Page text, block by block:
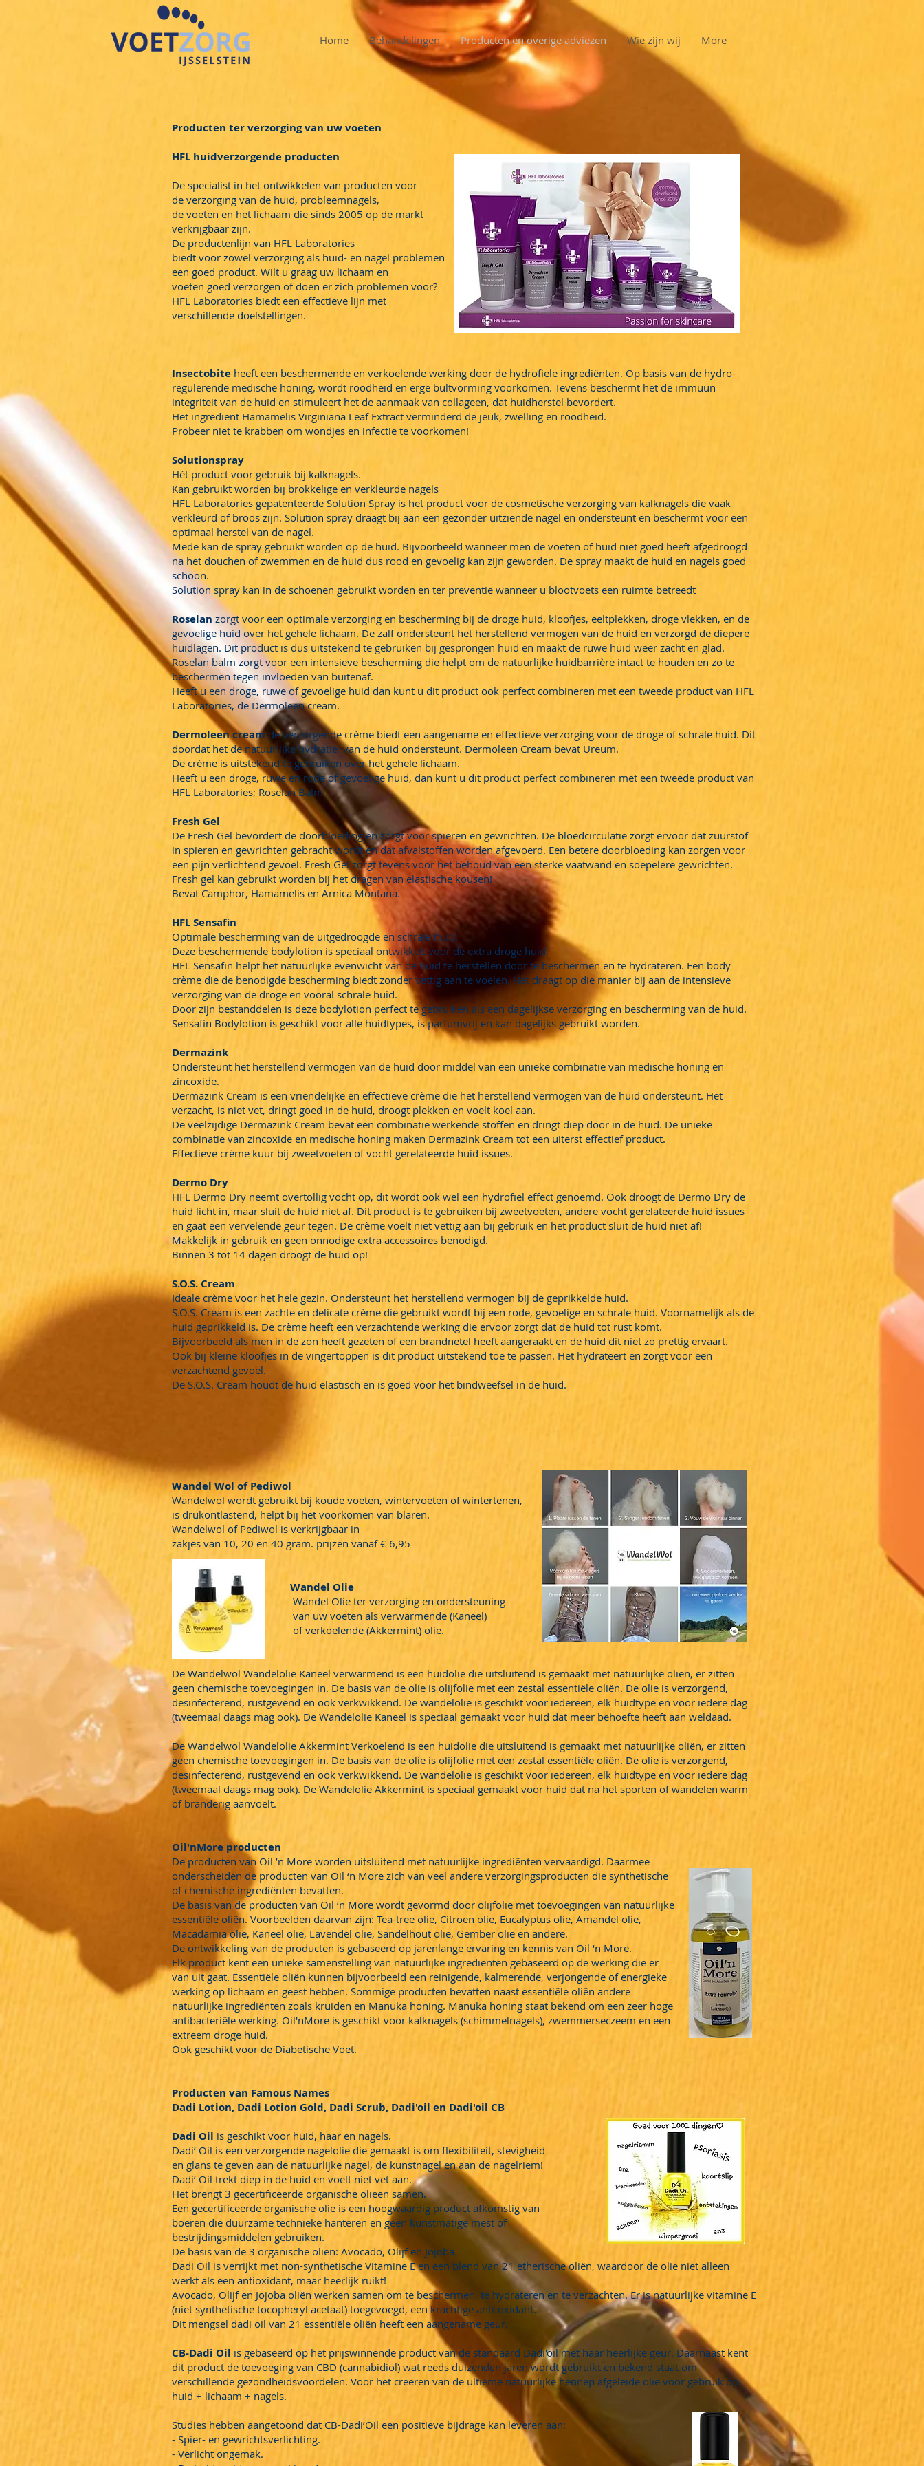
Home Behandelingen Producten en overige adviezen Wie zijn wij More
Producten ter verzorging van uw voeten
HFL huidverzorgende producten
De specialist in het ontwikkelen van producten voor
de verzorging van de huid, probleemnagels,
de voeten en het lichaam die sinds 2005 op de markt
verkrijgbaar zijn.
De productenlijn van HFL Laboratories
biedt voor zowel verzorging als huid- en nagel problemen
een goed product. Wilt u graag uw lichaam en
voeten goed verzorgen of doen er zich problemen voor?
HFL Laboratories biedt een effectieve lijn met
verschillende doelstellingen.
Insectobite heeft een beschermende en verkoelende werking door de hydrofiele ingrediënten. Op basis van de hydro-
regulerende medische honing, wordt roodheid en erge bultvorming voorkomen. Tevens beschermt het de immuun
integriteit van de huid en stimuleert het de aanmaak van collageen, dat huidherstel bevordert.
Het ingrediënt Hamamelis Virginiana Leaf Extract verminderd de jeuk, zwelling en roodheid.
Probeer niet te krabben om wondjes en infectie te voorkomen!
Solutionspray
Hét product voor gebruik bij kalknagels.
Kan gebruikt worden bij brokkelige en verkleurde nagels
HFL Laboratories gepatenteerde Solution Spray is het product voor de cosmetische verzorging van kalknagels die vaak
verkleurd of broos zijn. Solution spray draagt bij aan een gezonder uitziende nagel en ondersteunt en beschermt voor een
optimaal herstel van de nagel.
Mede kan de spray gebruikt worden op de huid. Bijvoorbeeld wanneer men de voeten of huid niet goed heeft afgedroogd
na het douchen of zwemmen en de huid dus rood en gevoelig kan zijn geworden. De spray maakt de huid en nagels goed
schoon.
Solution spray kan in de schoenen gebruikt worden en ter preventie wanneer u blootvoets een ruimte betreedt
Roselan zorgt voor een optimale verzorging en bescherming bij de droge huid, kloofjes, eeltplekken, droge vlekken, en de
gevoelige huid over het gehele lichaam. De zalf ondersteunt het herstellend vermogen van de huid en verzorgd de diepere
huidlagen. Dit product is dus uitstekend te gebruiken bij gesprongen huid en maakt de ruwe huid weer zacht en glad.
Roselan balm zorgt voor een intensieve bescherming die helpt om de natuurlijke huidbarrière intact te houden en zo te
beschermen tegen invloeden van buitenaf.
Heeft u een droge, ruwe of gevoelige huid dan kunt u dit product ook perfect combineren met een tweede product van HFL
Laboratories, de Dermoleen cream.
Dermoleen creamde verzorgende crème biedt een aangename en effectieve verzorging voor de droge of schrale huid. Dit
doordat het de natuurlijke hydratie van de huid ondersteunt. Dermoleen Cream bevat Ureum.
De crème is uitstekend te gebruiken over het gehele lichaam.
Heeft u een droge, ruwe en rode of gevoelige huid, dan kunt u dit product perfect combineren met een tweede product van
HFL Laboratories; Roselan Balm.
Fresh Gel
De Fresh Gel bevordert de doorbloeding en zorgt voor spieren en gewrichten. De bloedcirculatie zorgt ervoor dat zuurstof
in spieren en gewrichten gebracht wordt en dat afvalstoffen worden afgevoerd. Een betere doorbloeding kan zorgen voor
een pijn verlichtend gevoel. Fresh Gel zorgt tevens voor het behoud van een sterke vaatwand en soepelere gewrichten.
Fresh gel kan gebruikt worden bij het dragen van elastische kousen!
Bevat Camphor, Hamamelis en Arnica Montana.
HFL Sensafin
Optimale bescherming van de uitgedroogde en schrale huid.
Deze beschermende bodylotion is speciaal ontwikkelt voor de extra droge huid.
HFL Sensafin helpt het natuurlijke evenwicht van de huid te herstellen door te beschermen en te hydrateren. Een body
crème die de benodigde bescherming biedt zonder vettig aan te voelen. Het draagt op die manier bij aan de intensieve
verzorging van de droge en vooral schrale huid.
Door zijn bestanddelen is deze bodylotion perfect te gebruiken als een dagelijkse verzorging en bescherming van de huid.
Sensafin Bodylotion is geschikt voor alle huidtypes, is parfumvrij en kan dagelijks gebruikt worden.
Dermazink
Ondersteunt het herstellend vermogen van de huid door middel van een unieke combinatie van medische honing en
zincoxide.
Dermazink Cream is een vriendelijke en effectieve crème die het herstellend vermogen van de huid ondersteunt. Het
verzacht, is niet vet, dringt goed in de huid, droogt plekken en voelt koel aan.
De veelzijdige Dermazink Cream bevat een combinatie werkende stoffen en dringt diep door in de huid. De unieke
combinatie van zincoxide en medische honing maken Dermazink Cream tot een uiterst effectief product.
Effectieve crème kuur bij zweetvoeten of vocht gerelateerde huid issues.
Dermo Dry
HFL Dermo Dry neemt overtollig vocht op, dit wordt ook wel een hydrofiel effect genoemd. Ook droogt de Dermo Dry de
huid licht in, maar sluit de huid niet af. Dit product is te gebruiken bij zweetvoeten, andere vocht gerelateerde huid issues
en gaat een vervelende geur tegen. De crème voelt niet vettig aan bij gebruik en het product sluit de huid niet af!
Makkelijk in gebruik en geen onnodige extra accessoires benodigd.
Binnen 3 tot 14 dagen droogt de huid op!
S.O.S. Cream
Ideale crème voor het hele gezin. Ondersteunt het herstellend vermogen bij de geprikkelde huid.
S.O.S. Cream is een zachte en delicate crème die gebruikt wordt bij een rode, gevoelige en schrale huid. Voornamelijk als de
huid geprikkeld is. De crème heeft een verzachtende werking die ervoor zorgt dat de huid tot rust komt.
Bijvoorbeeld als men in de zon heeft gezeten of een brandnetel heeft aangeraakt en de huid dit niet zo prettig ervaart.
Ook bij kleine kloofjes in de vingertoppen is dit product uitstekend toe te passen. Het hydrateert en zorgt voor een
verzachtend gevoel.
De S.O.S. Cream houdt de huid elastisch en is goed voor het bindweefsel in de huid.
Wandel Wol of Pediwol
Wandelwol wordt gebruikt bij koude voeten, wintervoeten of wintertenen,
is drukontlastend, helpt bij het voorkomen van blaren.
Wandelwol of Pediwol is verkrijgbaar in
zakjes van 10, 20 en 40 gram. prijzen vanaf € 6,95
Wandel Olie
Wandel Olie ter verzorging en ondersteuning
van uw voeten als verwarmende (Kaneel)
of verkoelende (Akkermint) olie.
De Wandelwol Wandelolie Kaneel verwarmend is een huidolie die uitsluitend is gemaakt met natuurlijke oliën, er zitten
geen chemische toevoegingen in. De basis van de olie is olijfolie met een zestal essentiële oliën. De olie is verzorgend,
desinfecterend, rustgevend en ook verkwikkend. De wandelolie is geschikt voor iedereen, elk huidtype en voor iedere dag
(tweemaal daags mag ook). De Wandelolie Kaneel is speciaal gemaakt voor huid dat meer behoefte heeft aan weldaad.
De Wandelwol Wandelolie Akkermint Verkoelend is een huidolie die uitsluitend is gemaakt met natuurlijke oliën, er zitten
geen chemische toevoegingen in. De basis van de olie is olijfolie met een zestal essentiële oliën. De olie is verzorgend,
desinfecterend, rustgevend en ook verkwikkend. De wandelolie is geschikt voor iedereen, elk huidtype en voor iedere dag
(tweemaal daags mag ook). De Wandelolie Akkermint is speciaal gemaakt voor huid dat na het sporten of wandelen warm
of branderig aanvoelt.
Oil'nMore producten
De producten van Oil ’n More worden uitsluitend met natuurlijke ingrediënten vervaardigd. Daarmee
onderscheiden de producten van Oil ‘n More zich van veel andere verzorgingsproducten die synthetische
of chemische ingrediënten bevatten.
De basis van de producten van Oil ‘n More wordt gevormd door olijfolie met toevoegingen van natuurlijke
essentiële oliën. Voorbeelden daarvan zijn: Tea-tree olie, Citroen olie, Eucalyptus olie, Amandel olie,
Macadamia olie, Kaneel olie, Lavendel olie, Sandelhout olie, Gember olie en andere.
De ontwikkeling van de producten is gebaseerd op jarenlange ervaring en kennis van Oil ‘n More.
Elk product kent een unieke samenstelling van natuurlijke ingrediënten gebaseerd op de werking die er
van uit gaat. Essentiële oliën kunnen bijvoorbeeld een reinigende, kalmerende, verjongende of energieke
werking op lichaam en geest hebben. Sommige producten bevatten naast essentiële oliën andere
natuurlijke ingrediënten zoals kruiden en Manuka honing. Manuka honing staat bekend om een zeer hoge
antibacteriële werking. Oil'nMore is geschikt voor kalknagels (schimmelnagels), zwemmerseczeem en een
extreem droge huid.
Ook geschikt voor de Diabetische Voet.
Producten van Famous Names
Dadi Lotion, Dadi Lotion Gold, Dadi Scrub, Dadi'oil en Dadi'oil CB
Dadi Oil is geschikt voor huid, haar en nagels.
Dadi’ Oil is een verzorgende nagelolie die gemaakt is om flexibiliteit, stevigheid
en glans te geven aan de natuurlijke nagel, de kunstnagel en aan de nagelriem!
Dadi’ Oil trekt diep in de huid en voelt niet vet aan.
Het brengt 3 gecertificeerde organische olieën samen.
Een gecertificeerde organische olie is een hoogwaardig product afkomstig van
boeren die duurzame technieke hanteren en geen kunstmatige mest of
bestrijdingsmiddelen gebruiken.
De basis van de 3 organische oliën: Avocado, Olijf en Jojoba.
Dadi Oil is verrijkt met non-synthetische Vitamine E en een blend van 21 etherische oliën, waardoor de olie niet alleen
werkt als een antioxidant, maar heerlijk ruikt!
Avocado, Olijf en Jojoba oliën werken samen om te beschermen, te hydrateren en te verzachten. Er is natuurlijke vitamine E
(niet synthetische tocopheryl acetaat) toegevoegd, een krachtige anti-oxidant.
Dit mengsel dadi oil van 21 essentiële oliën heeft een aangename geur.
CB-Dadi Oil is gebaseerd op het prijswinnende product van de standaard Dadi'oil met haar heerlijke geur. Daarnaast kent
dit product de toevoeging van CBD (cannabidiol) wat reeds duizenden jaren wordt gebruikt en bekend staat om
verschillende gezondheidsvoordelen. Voor het creëren van de ultieme natuurlijke hennep afgeleide olie voor gebruik op
huid + lichaam + nagels.
Studies hebben aangetoond dat CB-Dadi’Oil een positieve bijdrage kan leveren aan:
- Spier- en gewrichtsverlichting.
- Verlicht ongemak.